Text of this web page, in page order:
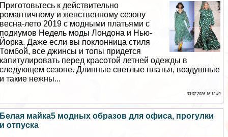
Приготовьтесь к действительно
романтичному и женственному сезону
весна-лето 2019 с модными платьями с
подиумов Недель моды Лондона и Нью-
Йорка. Даже если вы поклонница стиля
Томбой, все джинсы и топы придется
капитулировать перед красотой летней одежды в
следующем сезоне. Длинные светлые платья, воздушные
и такие нежны...
03 07 2026 16:12:49
Белая майка5 модных образов для офиса, прогулки
и отпуска